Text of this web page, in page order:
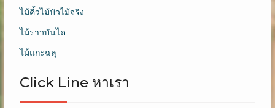
ไม้คิ้วไม้บัวไม้จริง
ไม้ราวบันได
ไม้แกะฉลุ
Click Line หาเรา